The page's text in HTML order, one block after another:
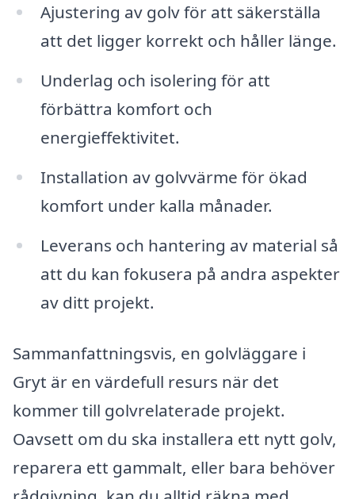
Ajustering av golv för att säkerställa
att det ligger korrekt och håller länge.
Underlag och isolering för att
förbättra komfort och
energieffektivitet.
Installation av golvvärme för ökad
komfort under kalla månader.
Leverans och hantering av material så
att du kan fokusera på andra aspekter
av ditt projekt.
Sammanfattningsvis, en golvläggare i
Gryt är en värdefull resurs när det
kommer till golvrelaterade projekt.
Oavsett om du ska installera ett nytt golv,
reparera ett gammalt, eller bara behöver